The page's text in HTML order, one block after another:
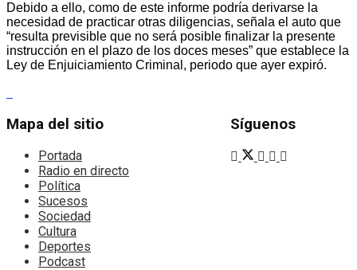
Debido a ello, como de este informe podría derivarse la
necesidad de practicar otras diligencias, señala el auto que
“resulta previsible que no será posible finalizar la presente
instrucción en el plazo de los doces meses” que establece la
Ley de Enjuiciamiento Criminal, periodo que ayer expiró.
Mapa del sitio
Portada
Radio en directo
Política
Sucesos
Sociedad
Cultura
Deportes
Podcast
Síguenos